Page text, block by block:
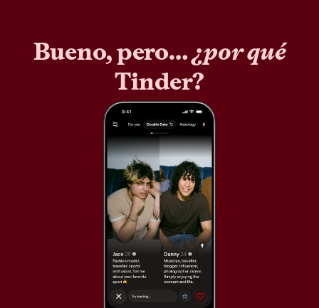
Bueno, pero…¿por qué
Tinder?